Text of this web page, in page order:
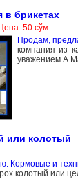
в брикетах
Цена: 50 сўм
Продам,
компания из
уважением
или колотый
Кормовые и
колотый или